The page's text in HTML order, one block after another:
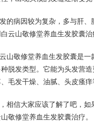
的病因较为复杂，多与肝
云山敬修堂养血生发胶囊治
山敬修堂养血生发胶囊是一
脱发类型。它能为头发营
毛发干燥、油腻、头皮瘙痒
相信大家应该了解了吧，
敬修堂养血生发胶囊治疗。